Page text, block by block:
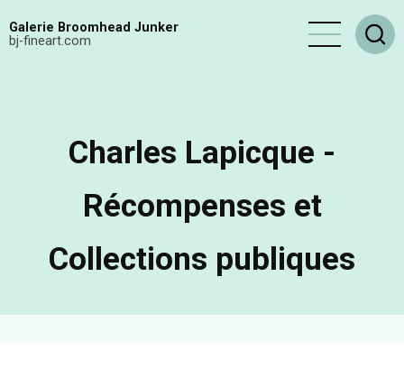
auGalerie Broomhead Junker
bj-fineart.com
Charles Lapicque -
Récompenses et
Collections publiques